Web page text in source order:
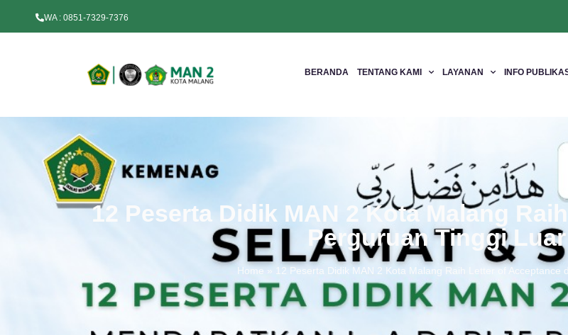
WA : 0851-7329-7376
BERANDA TENTANG KAMI LAYANAN INFO
12 Peserta Didik MAN 2 Kota Malang
Perguruan Tinggi
Home » 12 Peserta Didik MAN 2 Kota Malang Raih Letter of Acceptance